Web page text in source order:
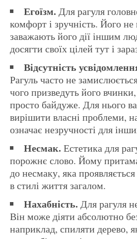
Егоїзм. Для рагуля
комфорт і зручність. Його не
заважають його дії іншим
досягти своїх цілей тут і
Відсутність
Рагуль часто не
чого призведуть його
просто байдуже. Для нього
вирішити власні проблеми,
означає незручності для
Несмак. Естетика для
порожнє слово. Йому
до несмаку, яка проявляється
в стилі життя загалом.
Нахабність. Для рагуля
Він може діяти абсолютно
наприклад, спиляти дерево,